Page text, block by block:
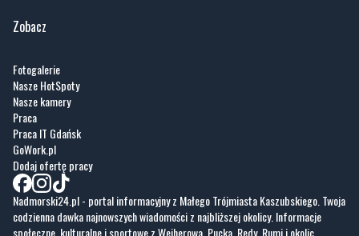
Zobacz
Fotogalerie
Nasze HotSpoty
Nasze kamery
Praca
Praca IT Gdańsk
GoWork.pl
Dodaj ofertę pracy
Nadmorski24.pl - portal informacyjny z Małego Trójmiasta Kaszubskiego. Twoja
codzienna dawka najnowszych wiadomości z najbliższej okolicy. Informacje
społeczne, kulturalne i sportowe z Wejherowa, Pucka, Redy, Rumi i okolic.